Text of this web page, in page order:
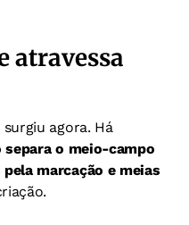
atravessa
agora. Há
o meio-campo
marcação e meias